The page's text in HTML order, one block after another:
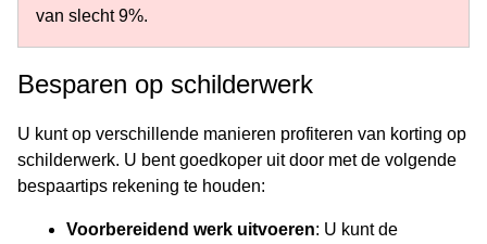
van slecht 9%.
Besparen op schilderwerk
U kunt op verschillende manieren profiteren van korting op
schilderwerk. U bent goedkoper uit door met de volgende
bespaartips rekening te houden:
Voorbereidend werk uitvoeren: U kunt de